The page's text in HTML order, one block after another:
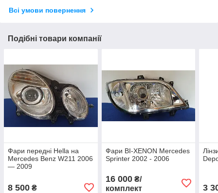
Всі умови повернення
Подібні товари компанії
Фари передні Hella на
Mercedes Benz W211 2006
— 2009
8 500 ₴
Фари BI-XENON Mercedes
Sprinter 2002 - 2006
16 000₴/
комплект
3